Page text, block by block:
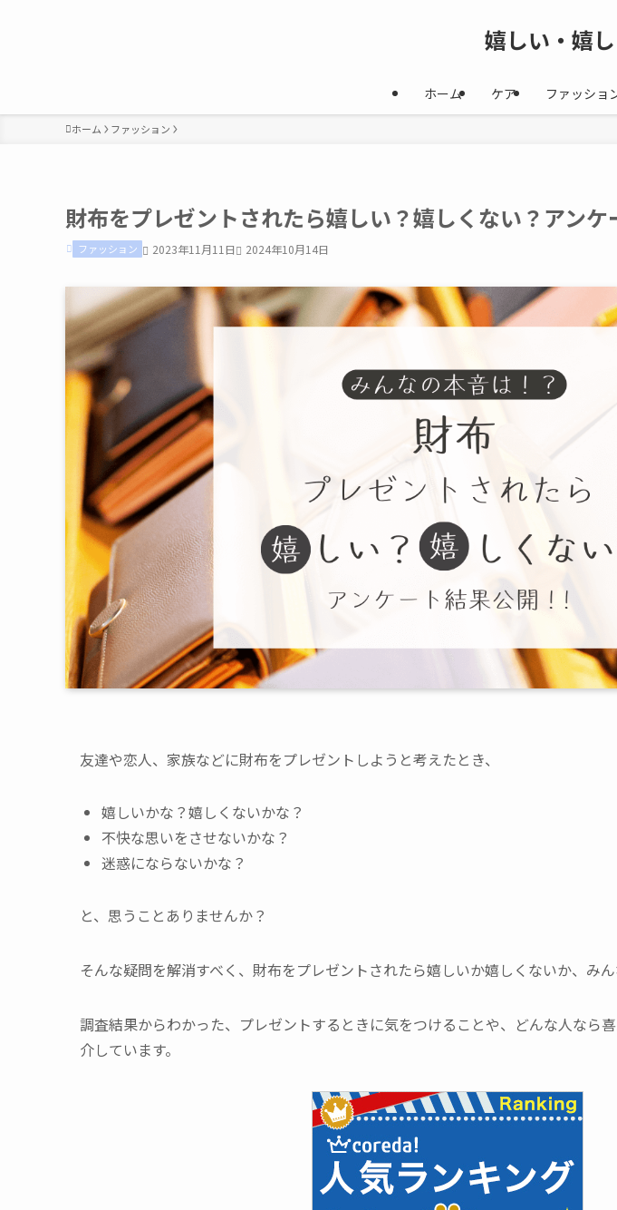
嬉しい・嬉
ホーム ケア ファッショ
ホーム ファッション
財布をプレゼントされたら嬉しい？嬉しくない？アンケ
ファッション 2023年11月11日 2024年10月14日
友達や恋人、家族などに財布をプレゼントしようと考えたとき、
嬉しいかな？嬉しくないかな？
不快な思いをさせないかな？
迷惑にならないかな？
と、思うことありませんか？
そんな疑問を解消すべく、財布をプレゼントされたら嬉しいか嬉しくないか、みん
調査結果からわかった、プレゼントするときに気をつけることや、どんな人なら
介しています。